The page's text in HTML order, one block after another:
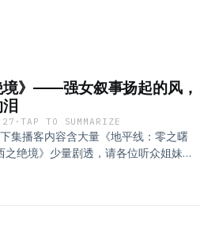
999极限脱出在小宇宙查看该单集文
初对NS2的期待有哪些？55:24 NS2发
61:45 经过体验后，NS2在硬件方面
，大家如何接受提升同样并不明显的
较小，或许与科技提升陷入停滞期有
，像是i人在想象e人的社交模式100:34
集中在任天堂无可代替的独占ip上
End of the World附：游戏玩家类型
zh-
在小宇宙查看该单集文稿
境》——强女叙事扬起的风，
·TAP TO SUMMARIZE
集播客内容含大量《地平线：零之曙
绝境》少量剧透，请各位听众姐妹酌
接前作剧情（一代及二代前期剧透）
”的平常心10:50 更少受到“有毒的男子
打了一剂强心针37:25 大女主故事可